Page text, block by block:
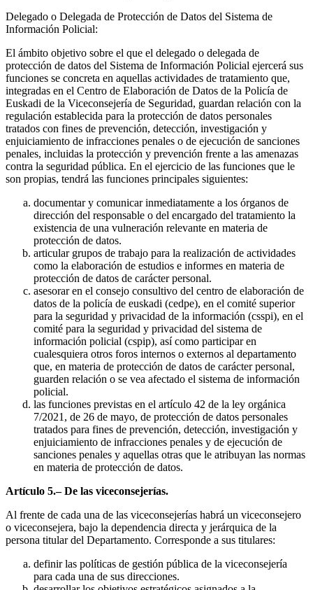
Delegado o Delegada de Protección de Datos del Sistema de
Información Policial:
El ámbito objetivo sobre el que el delegado o delegada de
protección de datos del Sistema de Información Policial ejercerá sus
funciones se concreta en aquellas actividades de tratamiento que,
integradas en el Centro de Elaboración de Datos de la Policía de
Euskadi de la Viceconsejería de Seguridad, guardan relación con la
regulación establecida para la protección de datos personales
tratados con fines de prevención, detección, investigación y
enjuiciamiento de infracciones penales o de ejecución de sanciones
penales, incluidas la protección y prevención frente a las amenazas
contra la seguridad pública. En el ejercicio de las funciones que le
son propias, tendrá las funciones principales siguientes:
documentar y comunicar inmediatamente a los órganos de
dirección del responsable o del encargado del tratamiento la
existencia de una vulneración relevante en materia de
protección de datos.
articular grupos de trabajo para la realización de actividades
como la elaboración de estudios e informes en materia de
protección de datos de carácter personal.
asesorar en el consejo consultivo del centro de elaboración de
datos de la policía de euskadi (cedpe), en el comité superior
para la seguridad y privacidad de la información (csspi), en el
comité para la seguridad y privacidad del sistema de
información policial (cspip), así como participar en
cualesquiera otros foros internos o externos al departamento
que, en materia de protección de datos de carácter personal,
guarden relación o se vea afectado el sistema de información
policial.
las funciones previstas en el artículo 42 de la ley orgánica
7/2021, de 26 de mayo, de protección de datos personales
tratados para fines de prevención, detección, investigación y
enjuiciamiento de infracciones penales y de ejecución de
sanciones penales y aquellas otras que le atribuyan las normas
en materia de protección de datos.
Artículo 5.– De las viceconsejerías.
Al frente de cada una de las viceconsejerías habrá un viceconsejero
o viceconsejera, bajo la dependencia directa y jerárquica de la
persona titular del Departamento. Corresponde a sus titulares:
definir las políticas de gestión pública de la viceconsejería
para cada una de sus direcciones.